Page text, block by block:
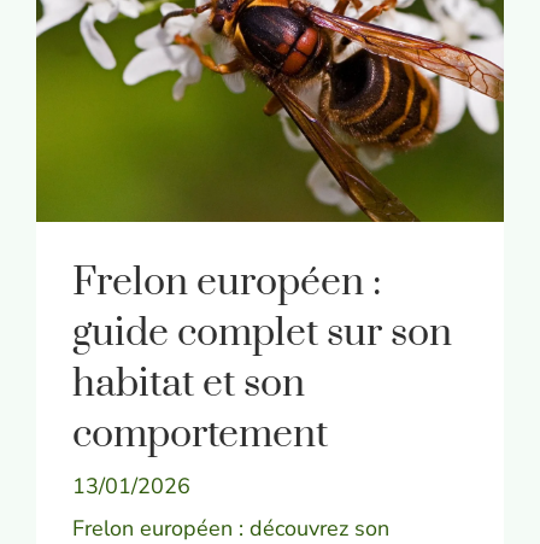
Frelon européen :
guide complet sur son
habitat et son
comportement
13/01/2026
Frelon européen : découvrez son